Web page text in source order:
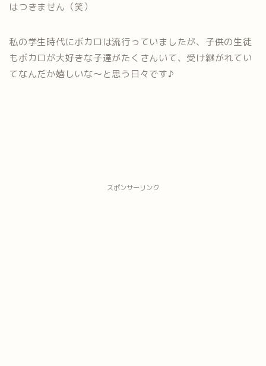
はつきません（笑）
私の学生時代にボカロは流行っていましたが、子供の生徒
もボカロが大好きな子達がたくさんいて、受け継がれてい
てなんだか嬉しいな〜と思う日々です♪
スポンサーリンク